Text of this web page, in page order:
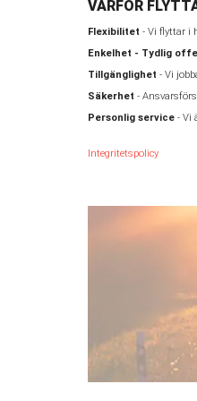
VARFÖR
Flexibilitet - Vi flyttar i
Enkelhet - Tydlig
Tillgänglighet - Vi
Säkerhet -
Personlig service- Vi
Integritetspolicy